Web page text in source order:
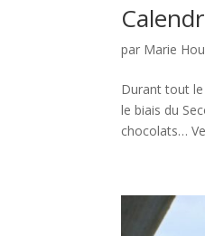
par Marie
Durant tout
le biais du
chocolats…